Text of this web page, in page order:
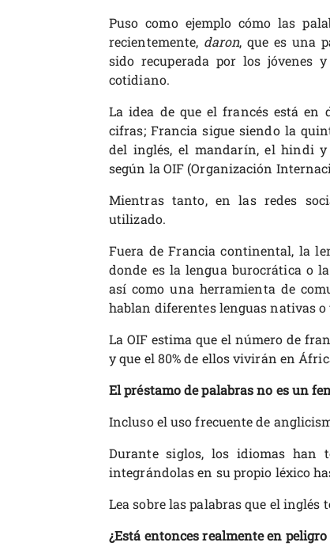
Puso como ejemplo cómo las
recientemente, daron, que es una
sido recuperada por los jóvenes
cotidiano.
La idea de que el francés está en
cifras; Francia sigue siendo la
del inglés, el mandarín, el hindi y
según la OIF (Organización
Mientras tanto, en las redes
utilizado.
Fuera de Francia continental, la
donde es la lengua burocrática o
así como una herramienta de
hablan diferentes lenguas nativas o
La OIF estima que el número de
y que el 80% de ellos vivirán en
El préstamo de palabras no es un
Incluso el uso frecuente de
Durante siglos, los idiomas han
integrándolas en su propio léxico
Lea sobre las palabras que el inglés
¿Está entonces realmente en